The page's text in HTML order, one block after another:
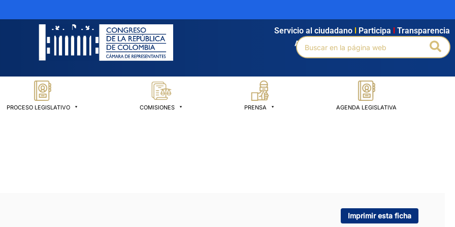
Agendamiento Intranet Búsqueda avanzada
Servicio al ciudadano Participa Transparencia
Buscar
por:
PROCESO LEGISLATIVO COMISIONES PRENSA AGENDA LEGISLATIVA
Imprimir esta ficha